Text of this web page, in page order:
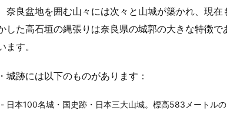
奈良盆地を囲む山々には次々と山城が築かれ、現
した高石垣の縄張りは奈良県の城郭の大きな特徴
す。
跡には以下のものがあります：
- 日本100名城・国史跡・日本三大山城。標高583メートル